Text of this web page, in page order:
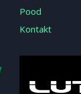
Pood
Kontakt